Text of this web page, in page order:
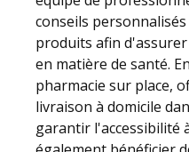
conseils
produits afin
en matière de santé.
pharmacie sur place,
livraison à domicile
garantir l'accessibilité